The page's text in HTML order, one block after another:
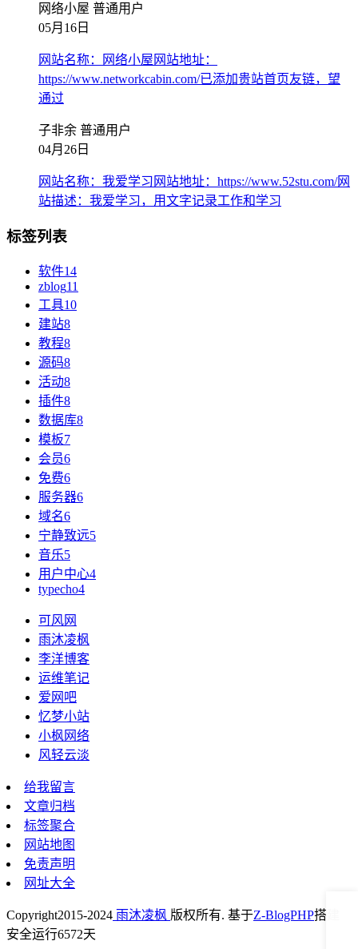
网络小屋 普通用户
05月16日
网站名称：网络小屋网站地址：
https://www.networkcabin.com/已添加贵站首页友链，望
通过
子非余 普通用户
04月26日
网站名称：我爱学习网站地址：https://www.52stu.com/网
站描述：我爱学习，用文字记录工作和学习
标签列表
软件14
zblog11
工具10
建站8
教程8
源码8
活动8
插件8
数据库8
模板7
会员6
免费6
服务器6
域名6
宁静致远5
音乐5
用户中心4
typecho4
可风网
雨沐凌枫
李洋博客
运维笔记
爱网吧
忆梦小站
小枫网络
风轻云淡
给我留言
文章归档
标签聚合
网站地图
免责声明
网址大全
Copyright2015-2024 雨沐凌枫 版权所有. 基于Z-BlogPHP搭建
安全运行6572天